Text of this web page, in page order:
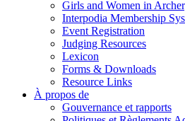
Girls and Women in
Interpodia Membership
Event Registration
Judging Resources
Lexicon
Forms & Downloads
Resource Links
À propos de
Gouvernance et rapports